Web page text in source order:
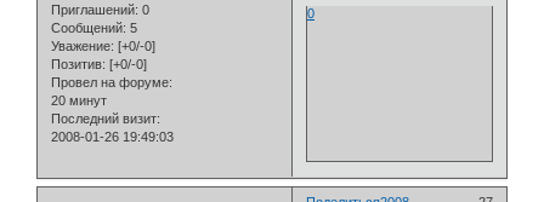
Приглашений: 0
Сообщений: 5
Уважение: [+0/-0]
Позитив: [+0/-0]
Провел на форуме:
20 минут
Последний визит:
2008-01-26 19:49:03
0